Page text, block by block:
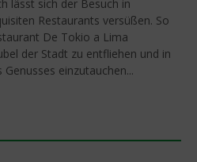
lässt sich der Besuch in
Restaurants versüßen. So
De Tokio a Lima
der Stadt zu entfliehen und in
einzutauchen...